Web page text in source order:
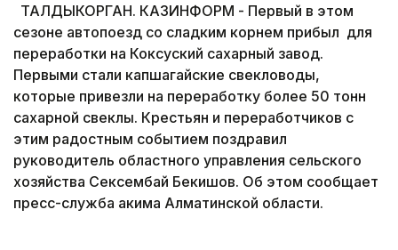
ТАЛДЫКОРГАН. КАЗИНФОРМ - Первый в этом
сезоне автопоезд со сладким корнем прибыл для
переработки на Коксуский сахарный завод.
Первыми стали капшагайские свекловоды,
которые привезли на переработку более 50 тонн
сахарной свеклы. Крестьян и переработчиков с
этим радостным событием поздравил
руководитель областного управления сельского
хозяйства Сексембай Бекишов. Об этом сообщает
пресс-служба акима Алматинской области.